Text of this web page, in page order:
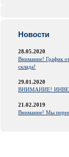
Новости
28.05.2020
Внимание! График
склада!
29.01.2020
ВНИМАНИЕ!
21.02.2019
Внимание! Мы